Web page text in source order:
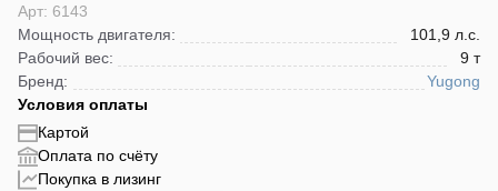
Арт: 6143
Мощность двигателя:
101,9 л.с.
Рабочий вес:
9 т
Бренд:
Yugong
Условия оплаты
Картой
Оплата по счёту
Покупка в лизинг